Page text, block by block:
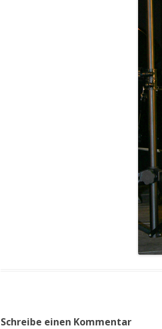
Schreibe einen Kommentar